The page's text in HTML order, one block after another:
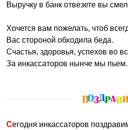
Выручку в банк отвезете вы
Хочется вам пожелать, чтоб
Вас стороной обходила беда.
Счастья, здоровья, успехов во
За инкассаторов нынче мы пьем.
Сегодня инкассаторов